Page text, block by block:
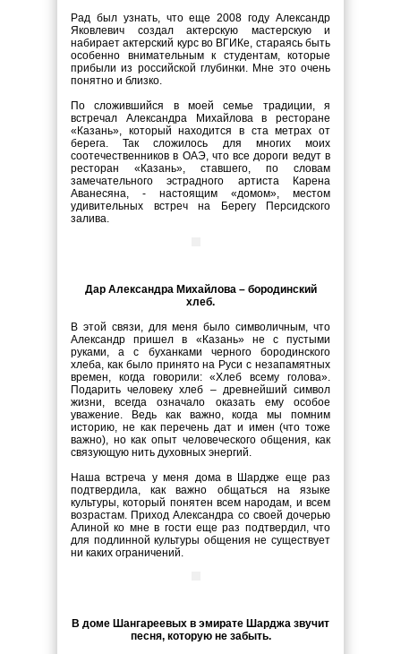
Рад был узнать, что еще 2008 году Александр
Яковлевич создал актерскую мастерскую и
набирает актерский курс во ВГИКе, стараясь быть
особенно внимательным к студентам, которые
прибыли из российской глубинки. Мне это очень
понятно и близко.
По сложившийся в моей семье традиции, я
встречал Александра Михайлова в ресторане
«Казань», который находится в ста метрах от
берега. Так сложилось для многих моих
соотечественников в ОАЭ, что все дороги ведут в
ресторан «Казань», ставшего, по словам
замечательного эстрадного артиста Карена
Аванесяна, - настоящим «домом», местом
удивительных встреч на Берегу Персидского
залива.
Дар Александра Михайлова – бородинский
хлеб.
В этой связи, для меня было символичным, что
Александр пришел в «Казань» не с пустыми
руками, а с буханками черного бородинского
хлеба, как было принято на Руси с незапамятных
времен, когда говорили: «Хлеб всему голова».
Подарить человеку хлеб – древнейший символ
жизни, всегда означало оказать ему особое
уважение. Ведь как важно, когда мы помним
историю, не как перечень дат и имен (что тоже
важно), но как опыт человеческого общения, как
связующую нить духовных энергий.
Наша встреча у меня дома в Шардже еще раз
подтвердила, как важно общаться на языке
культуры, который понятен всем народам, и всем
возрастам. Приход Александра со своей дочерью
Алиной ко мне в гости еще раз подтвердил, что
для подлинной культуры общения не существует
ни каких ограничений.
В доме Шангареевых в эмирате Шарджа звучит
песня, которую не забыть.